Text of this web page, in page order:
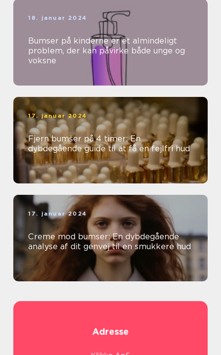
18. januar 2024
Bumser på kinderne er et almindeligt
problem, der kan påvirke både unge og
voksne
17. januar 2024
Fjern bumser på 4 timer: En
dybdegående guide til at få en fejlfri hud
17. januar 2024
Creme mod bumser: En dybdegående
analyse af dit genvej til en smukkere hud
Adresse